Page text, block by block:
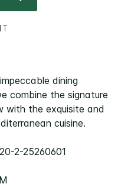
dining
combine the signature
with the exquisite and
cuisine.
20-2-25260601